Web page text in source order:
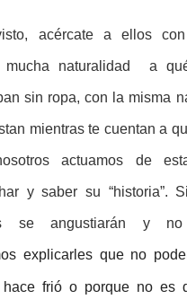
acércate a ellos
mucha naturalidad a
sin ropa, con la misma
mientras te cuentan a
actuamos de
y saber su “historia”.
se angustiarán y
explicarles que no
hace frióo porque no es